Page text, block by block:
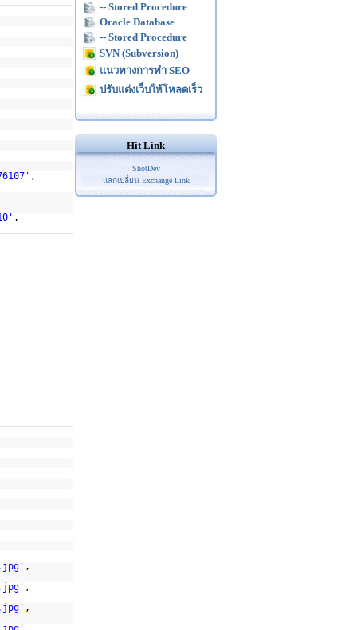
,
,
' ,
' ,
' ,
-- Stored Procedure
Oracle Database
-- Stored Procedure
SVN (Subversion)
แนวทางการทำ SEO
ปรับแต่งเว็บให้โหลดเร็ว
Hit Link
ShotDev
แลกเปลี่ยน Exchange Link